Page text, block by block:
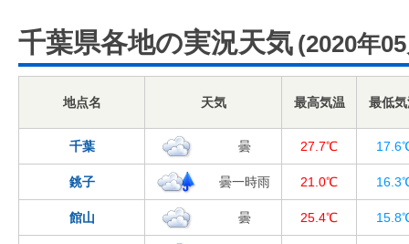
千葉県各地の実況天気 (2020年
地点名 天気 最高気温 最低
千葉 曇 27.7℃
銚子 曇一時雨 21.0℃
館山 曇 25.4℃